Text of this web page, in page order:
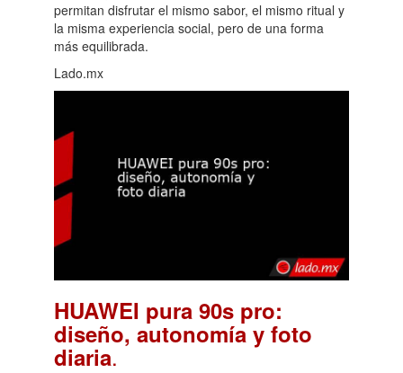
permitan disfrutar el mismo sabor, el mismo ritual y
la misma experiencia social, pero de una forma
más equilibrada.
Lado.mx
HUAWEI pura 90s pro:
diseño, autonomía y foto
diaria.